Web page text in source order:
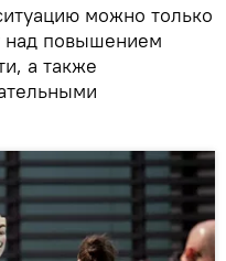
можно только
над повышением
а также